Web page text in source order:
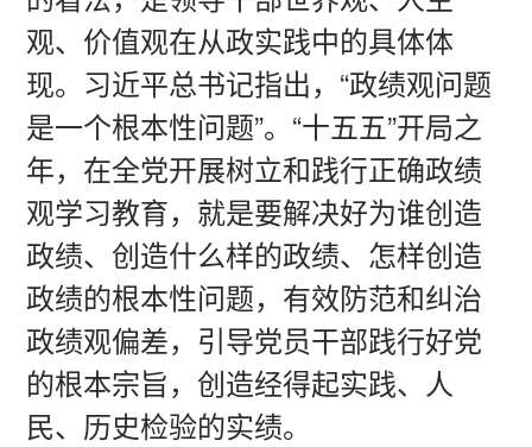
观、价值观在从政实践中的具体体
现。习近平总书记指出，“政绩观问题
是一个根本性问题”。“十五五”开局之
年，在全党开展树立和践行正确政绩
观学习教育，就是要解决好为谁创造
政绩、创造什么样的政绩、怎样创造
政绩的根本性问题，有效防范和纠治
政绩观偏差，引导党员干部践行好党
的根本宗旨，创造经得起实践、人
民、历史检验的实绩。